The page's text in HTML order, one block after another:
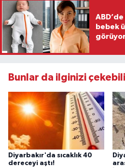
bebek
Bunlar da ilginizi
Diyarbakır'da sıcaklık 40
dereceyi aştı!